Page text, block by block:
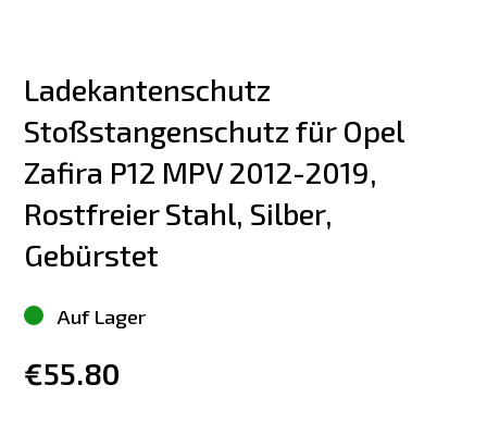
Ladekantenschutz
Stoßstangenschutz für Opel
Zafira P12 MPV 2012-2019,
Rostfreier Stahl, Silber,
Gebürstet
Auf Lager
€55.80